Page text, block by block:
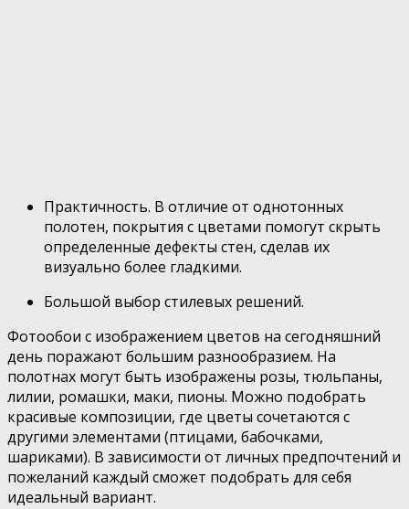
Практичность. В отличие от однотонных
полотен, покрытия с цветами помогут скрыть
определенные дефекты стен, сделав их
визуально более гладкими.
Большой выбор стилевых решений.
Фотообои с изображением цветов на сегодняшний
день поражают большим разнообразием. На
полотнах могут быть изображены розы, тюльпаны,
лилии, ромашки, маки, пионы. Можно подобрать
красивые композиции, где цветы сочетаются с
другими элементами (птицами, бабочками,
шариками). В зависимости от личных предпочтений и
пожеланий каждый сможет подобрать для себя
идеальный вариант.